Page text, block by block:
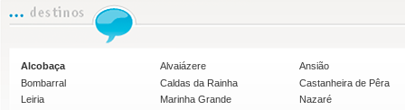
Alcobaça Alvaiázere
Ansião
Bombarral
Caldas da Rainha
Castanheira de Pêra
Leiria
Marinha Grande
Nazaré